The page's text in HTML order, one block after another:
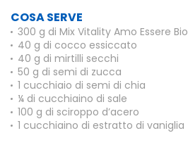
COSA SERVE
300 g di Mix Vitality Amo Essere Bio
40 g di cocco essiccato
40 g di mirtilli secchi
50 g di semi di zucca
1 cucchiaio di semi di chia
¼ di cucchiaino di sale
100 g di sciroppo d’acero
1 cucchiaino di estratto di vaniglia